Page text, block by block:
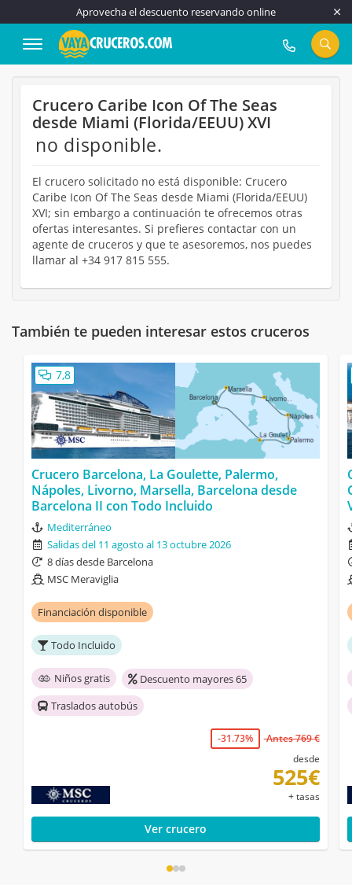
Aprovecha el descuento reservando online
917 815 555
Crucero Caribe Icon Of The Seas
desde Miami (Florida/EEUU) XVI
no disponible.
El crucero solicitado no está disponible: Crucero
Caribe Icon Of The Seas desde Miami (Florida/EEUU)
XVI; sin embargo a continuación te ofrecemos otras
ofertas interesantes. Si prefieres contactar con un
agente de cruceros y que te asesoremos, nos puedes
llamar al +34 917 815 555.
También te pueden interesar estos cruceros
7,8
Crucero Barcelona, La Goulette, Palermo,
Nápoles, Livorno, Marsella, Barcelona desde
Barcelona II con Todo Incluido
Mediterráneo
Salidas del 11 agosto al 13 octubre 2026
8 días desde Barcelona
MSC Meraviglia
Financiación disponible
Todo Incluido
Niños gratis
Descuento mayores 65
Traslados autobús
-31.73%
Antes 769 €
desde
525€
+ tasas
Ver crucero